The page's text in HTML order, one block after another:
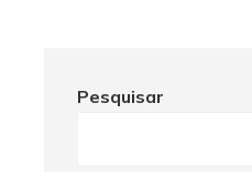
Pesquisar